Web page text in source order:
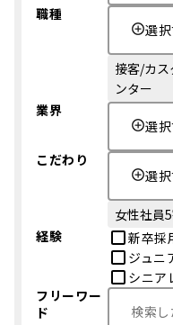
職種
選
接客/カ
ンター
業界
選
こだわり
選
女性社員
経験
新卒採
ジュニ
シニア
フリーワー
ド